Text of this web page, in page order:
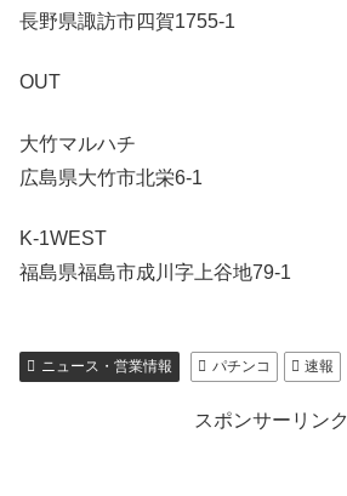
長野県諏訪市四賀1755-1
OUT
大竹マルハチ
広島県大竹市北栄6-1
K-1WEST
福島県福島市成川字上谷地79-1
ニュース・営業情報 パチンコ 速報
スポンサーリンク